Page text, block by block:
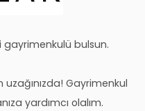
gayrimenkulü bulsun.
Gayrimenkul
yardımcı olalım.